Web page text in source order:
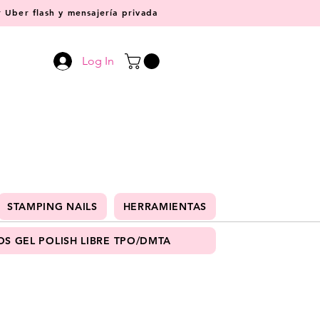
flash y mensajería privada
Log In
STAMPING NAILS HERRAMIENTAS
GEL POLISH LIBRE TPO/DMTA